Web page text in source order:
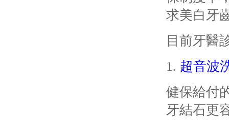
求美白牙
目前牙醫
1. 超音波
健保給付
牙結石更